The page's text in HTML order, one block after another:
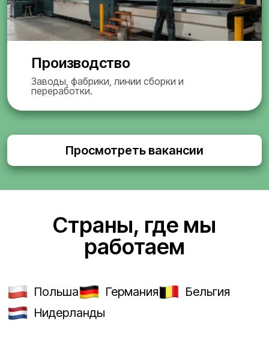
Производство
Заводы, фабрики, линии сборки и
переработки.
Просмотреть вакансии
Страны, где мы
работаем
Польша Германия
Бельгия
Нидерланды